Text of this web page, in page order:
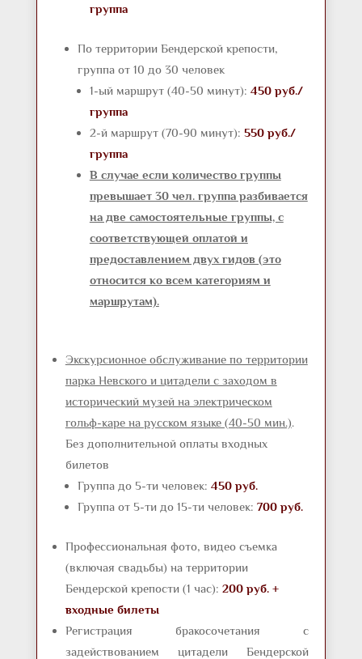
группа
По территории Бендерской крепости,
группа от 10 до 30 человек
1-ый маршрут (40-50 минут): 450 руб./
группа
2-й маршрут (70-90 минут): 550 руб./
группа
В случае если количество группы
превышает 30 чел. группа разбивается
на две самостоятельные группы, с
соответствующей оплатой и
предоставлением двух гидов (это
относится ко всем категориям и
маршрутам).
Экскурсионное обслуживание по территории
парка Невского и цитадели с заходом в
исторический музей на электрическом
гольф-каре на русском языке (40-50 мин.).
Без дополнительной оплаты входных
билетов
Группа до 5-ти человек: 450 руб.
Группа от 5-ти до 15-ти человек: 700 руб.
Профессиональная фото, видео съемка
(включая свадьбы) на территории
Бендерской крепости (1 час): 200 руб. +
входные билеты
Регистрация бракосочетания с
задействованием цитадели Бендерской